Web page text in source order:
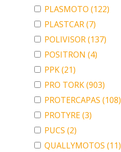
PLASMOTO (122)
PLASTCAR(7)
POLIVISOR(137)
POSITRON (4)
PPK(21)
PRO TORK(903)
PROTERCAPAS (108)
PROTYRE(3)
PUCS (2)
QUALLYMOTOS (11)